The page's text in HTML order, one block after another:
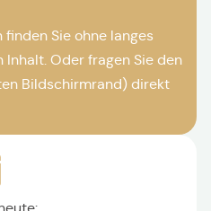
Sie ohne langes
Inhalt. Oder fragen Sie den
Bildschirmrand) direkt